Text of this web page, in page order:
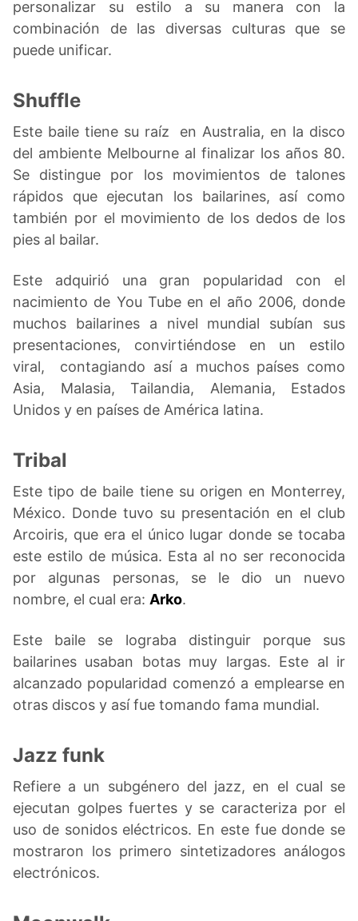
personalizar su estilo a su manera con la
combinación de las diversas culturas que se
puede unificar.
Shuffle
Este baile tiene su raíz en Australia, en la disco
del ambiente Melbourne al finalizar los años 80.
Se distingue por los movimientos de talones
rápidos que ejecutan los bailarines, así como
también por el movimiento de los dedos de los
pies al bailar.
Este adquirió una gran popularidad con el
nacimiento de You Tube en el año 2006, donde
muchos bailarines a nivel mundial subían sus
presentaciones, convirtiéndose en un estilo
viral, contagiando así a muchos países como
Asia, Malasia, Tailandia, Alemania, Estados
Unidos y en países de América latina.
Tribal
Este tipo de baile tiene su origen en Monterrey,
México. Donde tuvo su presentación en el club
Arcoiris, que era el único lugar donde se tocaba
este estilo de música. Esta al no ser reconocida
por algunas personas, se le dio un nuevo
nombre, el cual era: Arko.
Este baile se lograba distinguir porque sus
bailarines usaban botas muy largas. Este al ir
alcanzado popularidad comenzó a emplearse en
otras discos y así fue tomando fama mundial.
Jazz funk
Refiere a un subgénero del jazz, en el cual se
ejecutan golpes fuertes y se caracteriza por el
uso de sonidos eléctricos. En este fue donde se
mostraron los primero sintetizadores análogos
electrónicos.